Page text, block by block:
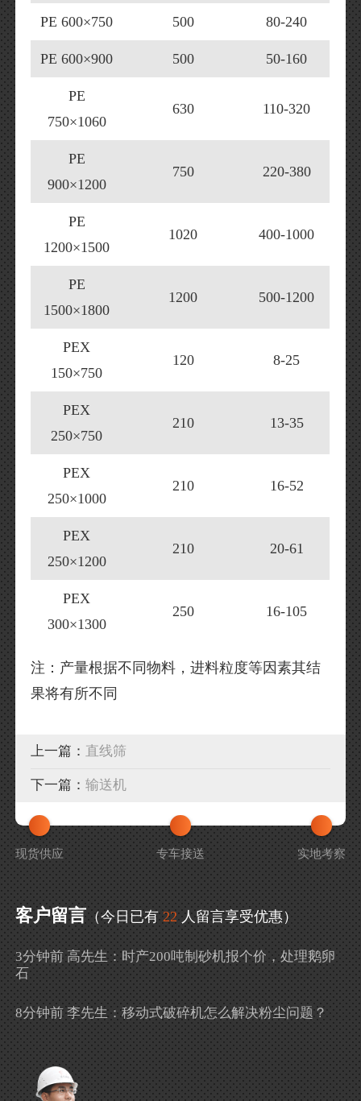
PE 600×750 500 80-240
PE 600×900 500 50-160
PE
750×1060
630 110-320
PE
900×1200
750 220-380
PE
1200×1500
1020 400-1000
PE
1500×1800
1200 500-1200
PEX
150×750
120 8-25
PEX
250×750
210 13-35
PEX
250×1000
210 16-52
PEX
250×1200
210 20-61
PEX
300×1300
250 16-105
注：产量根据不同物料，进料粒度等因素其结
果将有所不同
上一篇： 直线筛
下一篇：输送机
现货供应 专车接送 实地考察
客户留言 （今日已有 22 人留言享受优惠）
3分钟前 高先生：时产200吨制砂机报个价，处理鹅卵
石
8分钟前 李先生：移动式破碎机怎么解决粉尘问题？
吗？